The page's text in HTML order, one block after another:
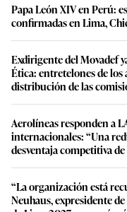
Papa León XIV en Perú:
confirmadas en Lima,
Exdirigente del Movadef
Ética: entretelones de
distribución de las
Aerolíneas responden a
internacionales: “Una
desventaja competitiva
“La organización está
Neuhaus, expresidente